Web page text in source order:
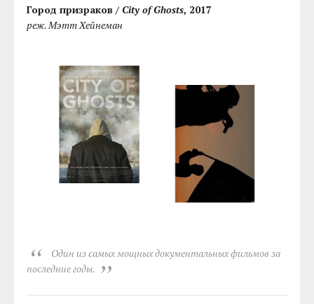
Город призраков /City of Ghosts, 2017
реж. Мэтт Хейнеман
Один из самых мощных документальных фильмов за
последние годы.